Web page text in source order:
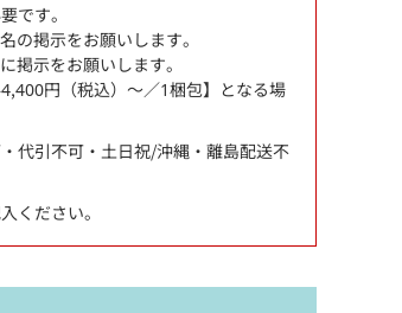
です。
掲示をお願いします。
示をお願いします。
円（税込）～／1梱包】となる場
代引不可・土日祝/沖縄・離島配送不
ください。